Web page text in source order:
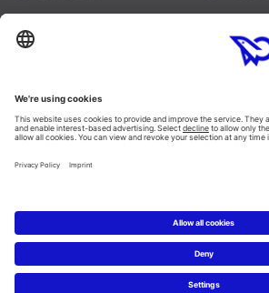
Français
Italiano
Copyright © 2026 Duravit AG
Impressum|Hinweisgebersystem|
|
Cookie Einstellungen